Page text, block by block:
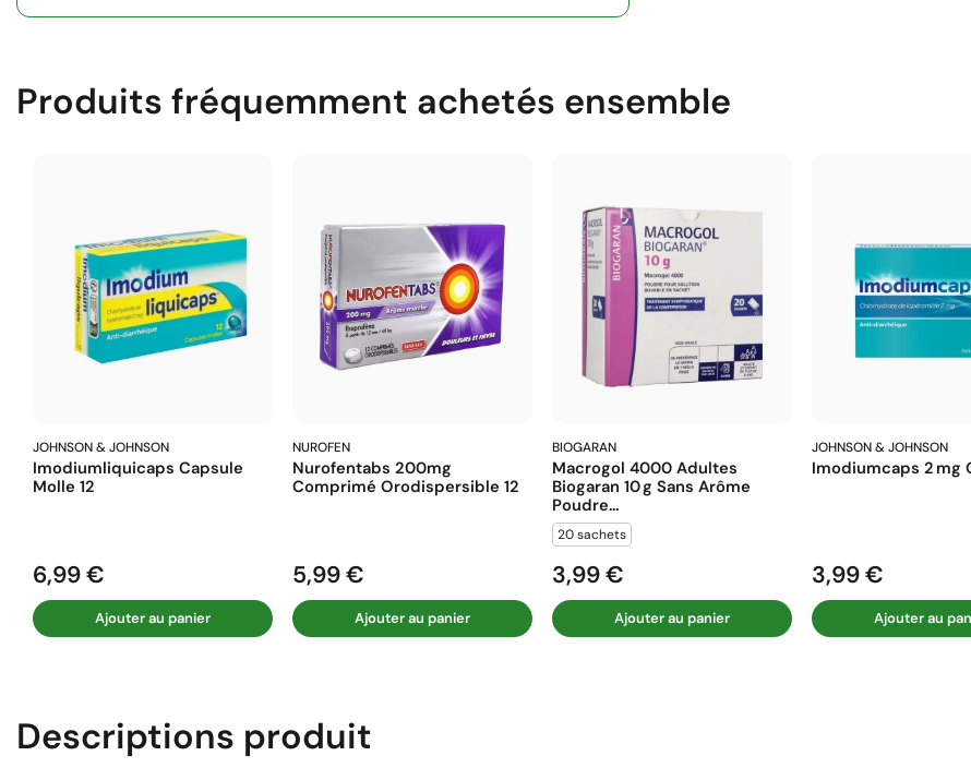
Produits fréquemment achetés ensemble
JOHNSON & JOHNSON
Imodiumliquicaps Capsule
Molle 12
Prix
6,99 €
Ajouter au panier
NUROFEN
Nurofentabs 200mg
Comprimé Orodispersible 12
Prix
5,99 €
Ajouter au panier
BIOGARAN
Macrogol 4000 Adultes
Biogaran 10 G Sans Arôme
Poudre...
20 sachets
Prix
3,99 €
Ajouter au panier
JOHNSON & JOHNSON
Imodiumcaps 2 Mg
Prix
3,99 €
Ajouter au
Descriptions produit